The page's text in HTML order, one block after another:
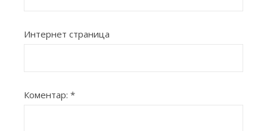
Интернет страница
Коментар: *